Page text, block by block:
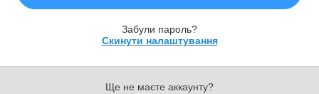
Забули пароль?
Скинути налаштування
Ще не маєте аккаунту?